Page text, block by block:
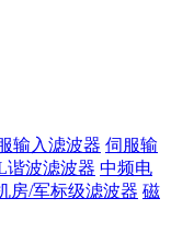
输入滤波器 伺服输
谐波滤波器 中频电
房/军标级滤波器 磁